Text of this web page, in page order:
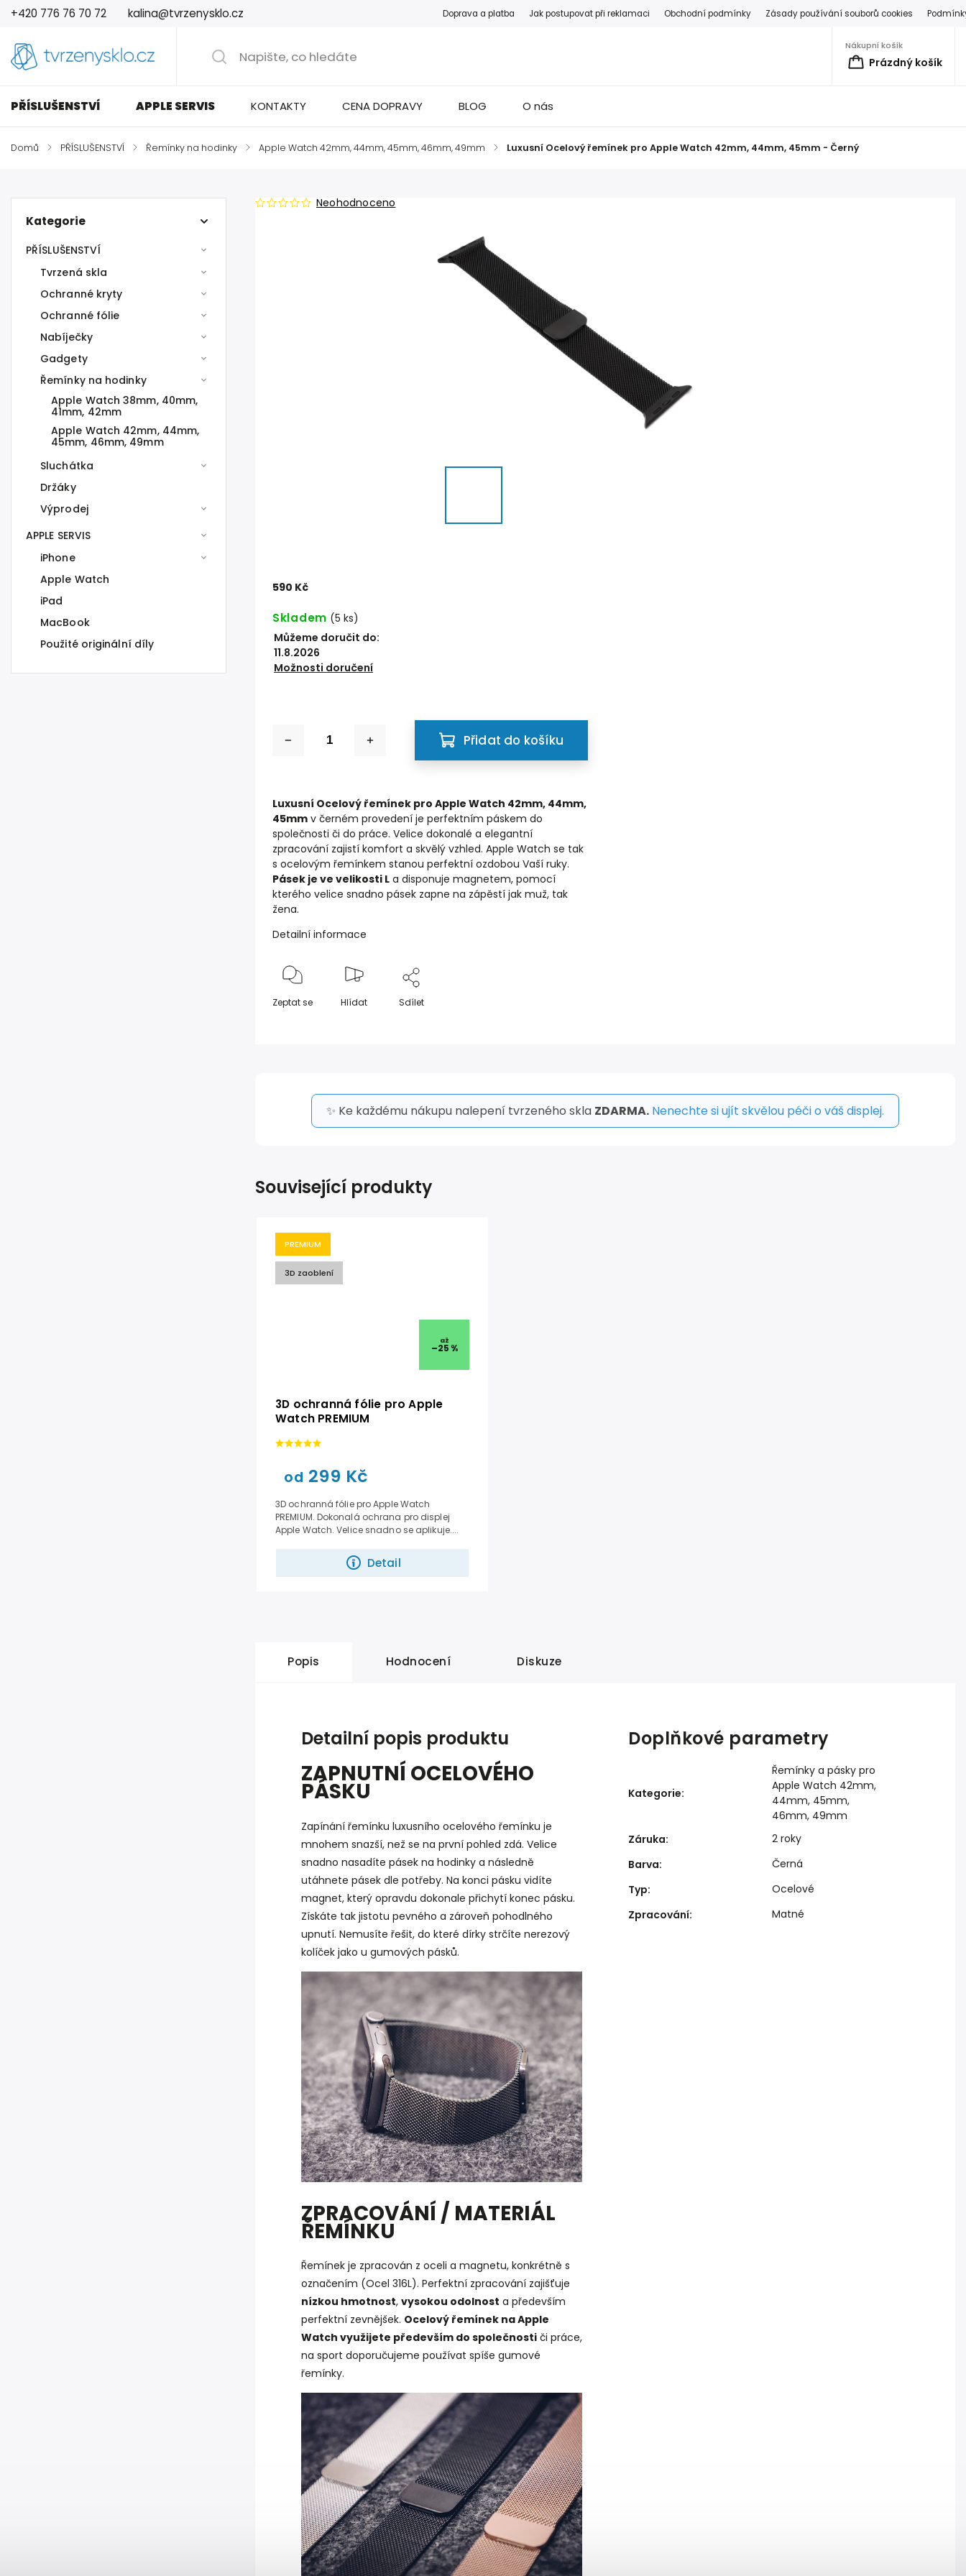
+420 776 76 70 72 kalina@tvrzenysklo.cz Doprava a platba Jak postupovat při reklamaci Obchodní podmínky Zásady používání souborů cookies
Nákupní košík
Prázdný košík
PŘÍSLUŠENSTVÍ APPLE SERVIS KONTAKTY CENA DOPRAVY BLOG O nás
Domů / PŘÍSLUŠENSTVÍ / Řemínky na hodinky / Apple Watch 42mm, 44mm, 45mm, 46mm, 49mm / Luxusní Ocelový řemínek pro Apple Watch 42mm, 44mm, 45mm - Černý
Kategorie
PŘÍSLUŠENSTVÍ
Tvrzená skla
Ochranné kryty
Ochranné fólie
Nabíječky
Gadgety
Řemínky na hodinky
Apple Watch 38mm, 40mm,
41mm, 42mm
Apple Watch 42mm, 44mm,
45mm, 46mm, 49mm
Sluchátka
Držáky
Výprodej
APPLE SERVIS
iPhone
Apple Watch
iPad
MacBook
Použité originální díly
Neohodnoceno
590 Kč
Skladem (5 ks)
Můžeme doručit do:
11.8.2026
Možnosti doručení
Přidat do košíku
Luxusní Ocelový řemínek pro Apple Watch 42mm, 44mm,
45mm v černém provedení je perfektním páskem do
společnosti či do práce. Velice dokonalé a elegantní
zpracování zajistí komfort a skvělý vzhled. Apple Watch se tak
s ocelovým řemínkem stanou perfektní ozdobou Vaší ruky.
Pásek je ve velikosti L a disponuje magnetem, pomocí
kterého velice snadno pásek zapne na zápěstí jak muž, tak
žena.
Detailní informace
Zeptat se Hlídat Sdílet
✨ Ke každému nákupu nalepení tvrzeného skla ZDARMA. Nenechte si ujít skvělou péči o váš displej.
Související produkty
PREMIUM
3D zaoblení
až
–25 %
3D ochranná fólie pro Apple
Watch PREMIUM
od 299 Kč
Detail
3D ochranná fólie pro Apple Watch
PREMIUM. Dokonalá ochrana pro displej
Apple Watch. Velice snadno se aplikuje....
Popis Hodnocení Diskuze
Detailní popis produktu
ZAPNUTNÍ OCELOVÉHO
PÁSKU
Zapínání řemínku luxusního ocelového řemínku je
mnohem snazší, než se na první pohled zdá. Velice
snadno nasadíte pásek na hodinky a následně
utáhnete pásek dle potřeby. Na konci pásku vidíte
magnet, který opravdu dokonale přichytí konec pásku.
Získáte tak jistotu pevného a zároveň pohodlného
upnutí. Nemusíte řešit, do které dírky strčíte nerezový
kolíček jako u gumových pásků.
ZPRACOVÁNÍ / MATERIÁL
ŘEMÍNKU
Řemínek je zpracován z oceli a magnetu, konkrétně s
označením (Ocel 316L). Perfektní zpracování zajišťuje
nízkou hmotnost, vysokou odolnost a především
perfektní zevnějšek. Ocelový řemínek na Apple
Watch využijete především do společnosti či práce,
na sport doporučujeme používat spíše gumové
řemínky.
Doplňkové parametry
Kategorie:
Řemínky a pásky pro
Apple Watch 42mm,
44mm, 45mm,
46mm, 49mm
Záruka:
2 roky
Barva:
Černá
Typ:
Ocelové
Zpracování: Matné